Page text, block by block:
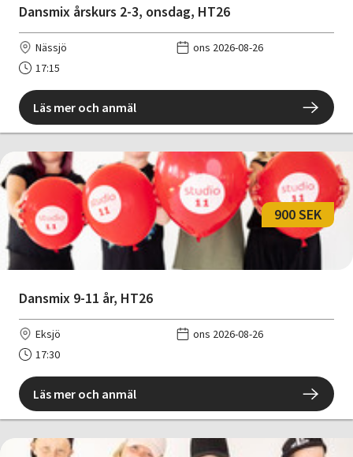
Dansmix årskurs 2-3, onsdag, HT26
Nässjö
ons 2026-08-26
17:15
Läs mer och anmäl
Dansmix 9-11 år, HT26
900 SEK
Eksjö
ons 2026-08-26
17:30
Läs mer och anmäl